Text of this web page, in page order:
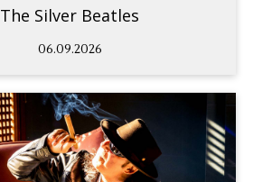
The Silver Beatles
06.09.2026